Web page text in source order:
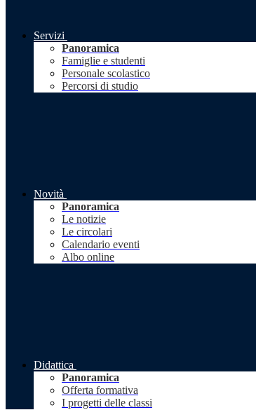
Servizi
Panoramica
Famiglie e studenti
Personale scolastico
Percorsi di studio
Novità
Panoramica
Le notizie
Le circolari
Calendario eventi
Albo online
Didattica
Panoramica
Offerta formativa
I progetti delle classi